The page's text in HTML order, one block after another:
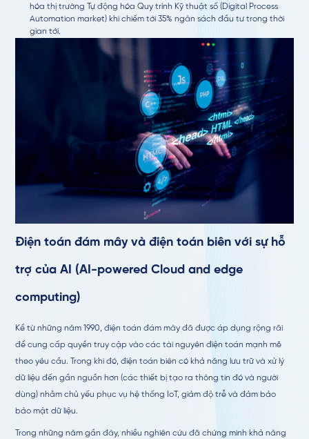
hóa thị trường Tự động hóa Quy trình Kỹ thuật số (Digital Process
Automation market) khi chiếm tới 35% ngân sách đầu tư trong thời
gian tới.
Điện toán đám mây và điện toán biên với sự hỗ
trợ của AI (AI-powered Cloud and edge
computing)
Kể từ những năm 1990, điện toán đám mây đã được áp dụng rộng rãi
để cung cấp quyền truy cập vào các tài nguyên điện toán mạnh mẽ
theo yêu cầu. Trong khi đó, điện toán biên có khả năng lưu trữ và xử lý
dữ liệu đến gần nguồn hơn (các thiết bị tạo ra thông tin đó và người
dùng) nhằm chủ yếu phục vụ hệ thống IoT, giảm độ trễ và đảm bảo
bảo mật dữ liệu.
Trong những năm gần đây, nhiều nghiên cứu đã chứng minh khả năng